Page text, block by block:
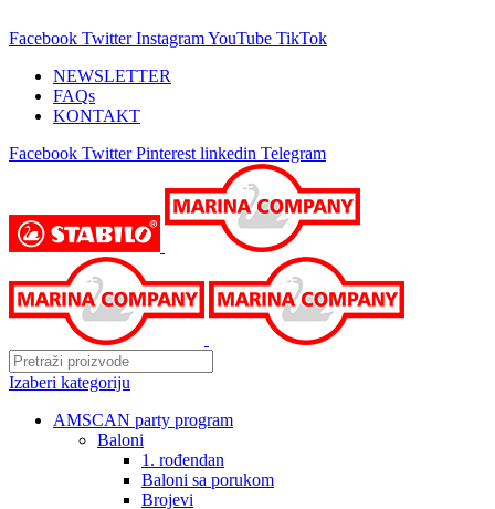
Facebook Twitter InstagramYouTube TikTok
NEWSLETTER
FAQs
KONTAKT
Facebook Twitter Pinterest linkedin Telegram
Izaberi kategoriju
AMSCAN party program
Baloni
1. rođendan
Baloni sa porukom
Brojevi